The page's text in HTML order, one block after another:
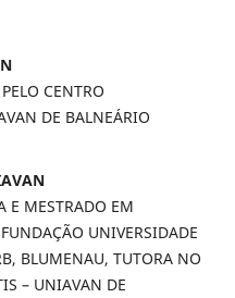
CENTRO
DE BALNEÁRIO
MESTRADO EM
UNIVERSIDADE
BLUMENAU, TUTORA NO
– UNIAVAN DE